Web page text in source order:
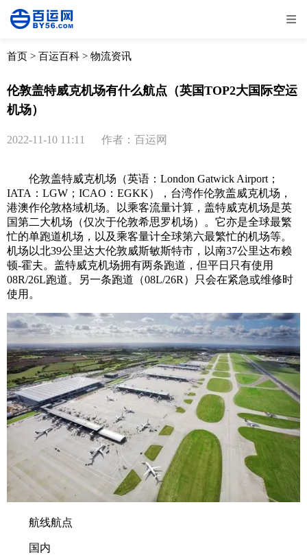
全部 物流资讯
首页 > 百运百科 > 物流资讯
伦敦盖特威克机场有什么航点（英国TOP2大国际空运
机场）
2022-11-10 11:11 作者：百运网
伦敦盖特威克机场（英语：London Gatwick Airport；
IATA：LGW；ICAO：EGKK），台湾作伦敦盖威克机场，
港澳作伦敦格域机场。以乘客流量计算，盖特威克机场是英
国第二大机场（仅次于伦敦希思罗机场）。它亦是全球最繁
忙的单跑道机场，以及乘客量计全球第六最繁忙的机场等。
机场以北39公里达大伦敦威斯敏斯特市，以南37公里达布赖
顿-霍夫。盖特威克机场拥有两条跑道，但平日只有使用
08R/26L跑道。另一条跑道（08L/26R）只会在紧急或维修时
使用。
航线航点
国内